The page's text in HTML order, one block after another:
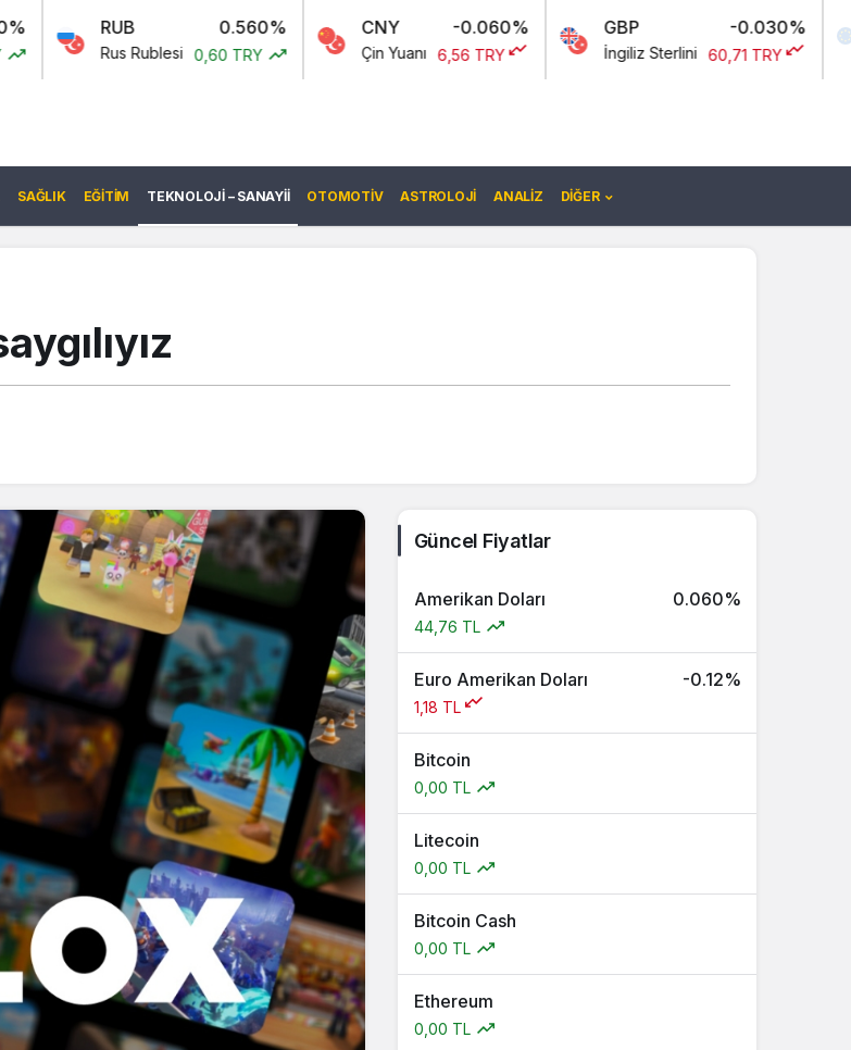
0.560%
Rublesi 0,60 TRY
CNY -0.060%
Çin Yuanı 6,56 TRY
GBP -0.030%
İngiliz Sterlini 60,71 TRY
EURO/
Euro
SAĞLIK EĞITIM TEKNOLOJI – SANAYII OTOMOTIV ASTROLOJI ANALIZ DIĞER
Güncel Fiyatlar
Amerikan Doları 0.060%
44,76 TL
Euro Amerikan Doları -0.12%
1,18 TL
Bitcoin
0,00 TL
Litecoin
0,00 TL
Bitcoin Cash
0,00 TL
Ethereum
0,00 TL